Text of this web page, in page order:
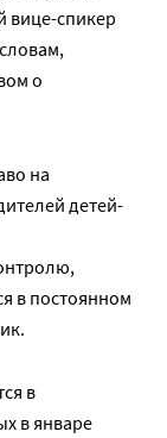
вице-спикер
о
на
детей-
в постоянном
в
в январе